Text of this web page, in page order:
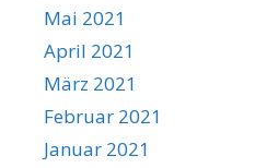
Mai 2021
April 2021
März 2021
Februar 2021
Januar 2021